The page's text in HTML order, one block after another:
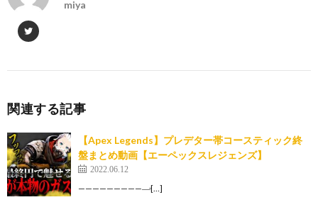
miya
関連する記事
【Apex Legends】プレデター帯コースティック終
盤まとめ動画【エーペックスレジェンズ】
2022.06.12
——————————̵[…]